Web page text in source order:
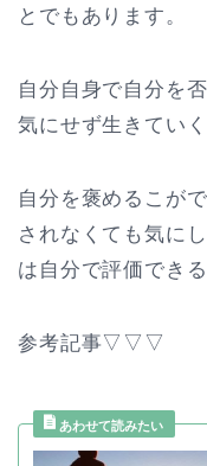
とでもあります。
自分自身で自分を
気にせず生きてい
自分を褒めるこが
されなくても気に
は自分で評価でき
参考記事▽▽▽